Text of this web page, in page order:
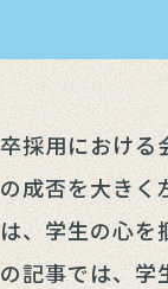
採用における
成否を大きく
、学生の心を
記事では、学